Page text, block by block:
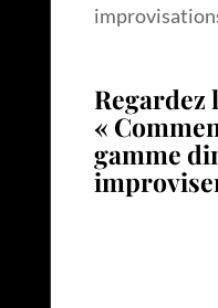
Regardez
«
gamme